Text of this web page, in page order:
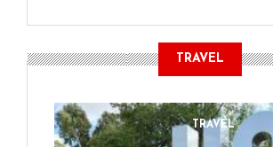
TRAVEL
TRAVEL